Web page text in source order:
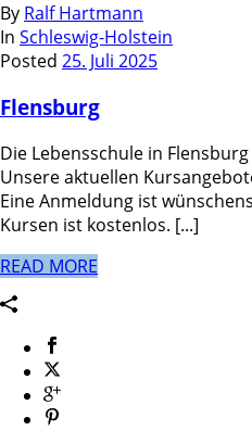
By Ralf Hartmann
In Schleswig-Holstein
Posted 25. Juli 2025
Flensburg
Die Lebensschule in
Unsere aktuellen
Eine Anmeldung ist
Kursen ist kostenlos. [...]
READ MORE